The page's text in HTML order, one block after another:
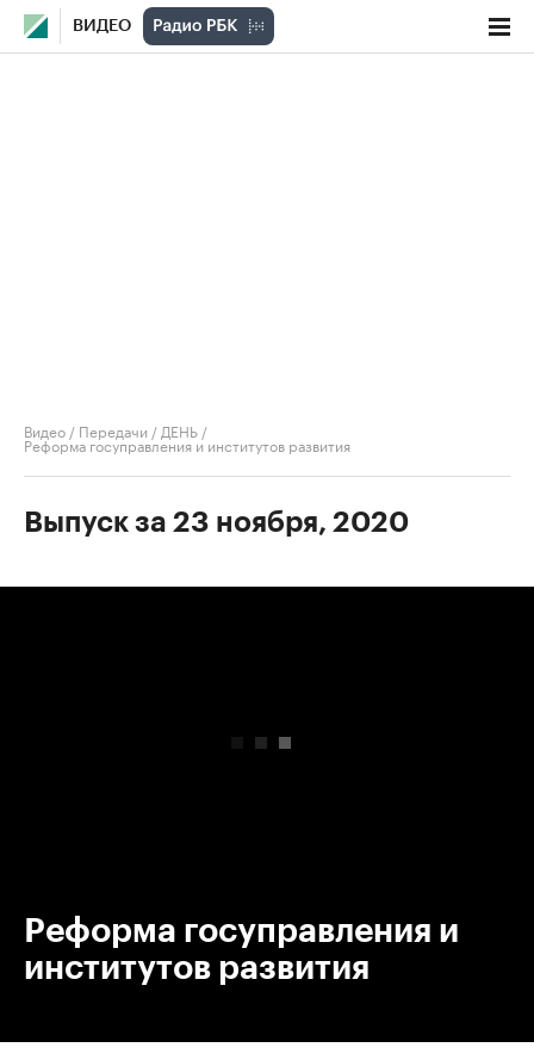
ВИДЕО
Видео / Передачи / ДЕНЬ /
Реформа госуправления и институтов развития
Выпуск за 23 ноября, 2020
Реформа госуправления и
институтов развития